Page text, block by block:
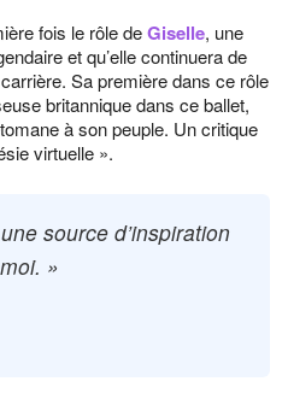
fois le rôle deGiselle, une
et qu’elle continuera de
Sa première dans ce rôle
britannique dans ce ballet,
à son peuple. Un critique
virtuelle ».
source d’inspiration
»